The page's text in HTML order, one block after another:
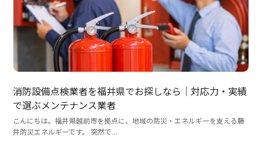
消防設備点検業者を福井県でお探しなら｜対応力・実績
で選ぶメンテナンス業者
こんにちは。福井県越前市を拠点に、地域の防災・エネルギーを支える藤
井防災エネルギーです。 突然で...